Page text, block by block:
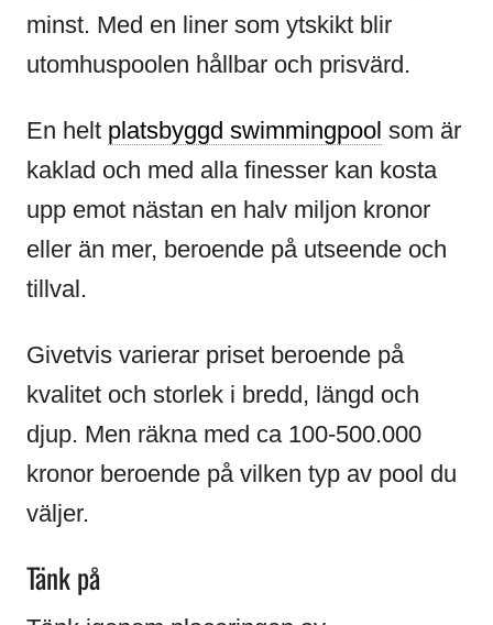
minst. Med en liner som ytskikt blir
utomhuspoolen hållbar och prisvärd.
En helt platsbyggd swimmingpool som är
kaklad och med alla finesser kan kosta
upp emot nästan en halv miljon kronor
eller än mer, beroende på utseende och
tillval.
Givetvis varierar priset beroende på
kvalitet och storlek i bredd, längd och
djup. Men räkna med ca 100-500.000
kronor beroende på vilken typ av pool du
väljer.
Tänk på